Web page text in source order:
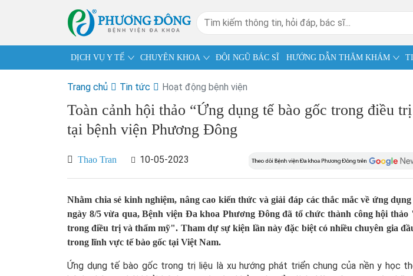
DỊCH VỤ Y TẾ CHUYÊN KHOA ĐỘI NGŨ BÁC SĨ HƯỚNG DẪN THĂM KHÁM
Trang chủ Tin tức Hoạt động bệnh viện
Toàn cảnh hội thảo “Ứng dụng tế bào gốc trong điều
tại bệnh viện Phương Đông
Thao Tran 10-05-2023
Nhằm chia sẻ kinh nghiệm, nâng cao kiến thức và giải đáp các thắc mắc về ứng dụng
ngày 8/5 vừa qua, Bệnh viện Đa khoa Phương Đông đã tổ chức thành công hội thảo
trong điều trị và thẩm mỹ". Tham dự sự kiện lần này đặc biệt có nhiều chuyên gia
trong lĩnh vực tế bào gốc tại Việt Nam.
Ứng dụng tế bào gốc trong trị liệu là xu hướng phát triển chung của nền y học